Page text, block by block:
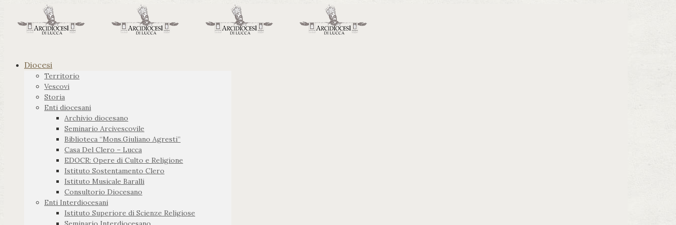
Diocesi
Territorio
Vescovi
Storia
Enti diocesani
Archivio diocesano
Seminario Arcivescovile
Biblioteca “Mons.Giuliano Agresti”
Casa Del Clero – Lucca
EDOCR: Opere di Culto e Religione
Istituto Sostentamento Clero
Istituto Musicale Baralli
Consultorio Diocesano
Enti Interdiocesani
Istituto Superiore di Scienze Religiose